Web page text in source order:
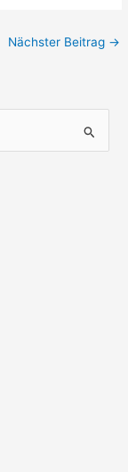
Nächster Beitrag →